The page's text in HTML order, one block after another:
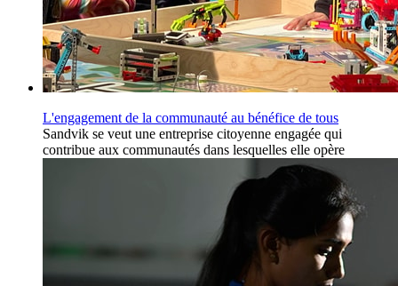
L'engagement de la communauté au bénéfice de tous
Sandvik se veut une entreprise citoyenne engagée qui
contribue aux communautés dans lesquelles elle opère